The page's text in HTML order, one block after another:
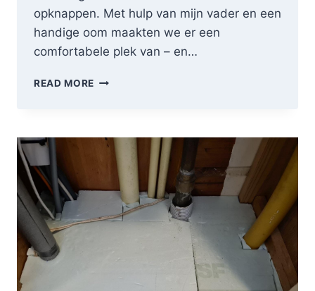
opknappen. Met hulp van mijn vader en een
handige oom maakten we er een
comfortabele plek van – en…
READ MORE VAN
WARM
BAD
MINDER
WARMTEVERLIES)